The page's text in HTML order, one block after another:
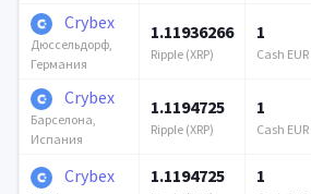
Crybex
Дюссельдорф,
Германия
1.11936266
Ripple (XRP)
1
Cash EUR
Crybex
Барселона,
Испания
1.1194725
Ripple (XRP)
1
Cash EUR
Crybex 1.1194725 1